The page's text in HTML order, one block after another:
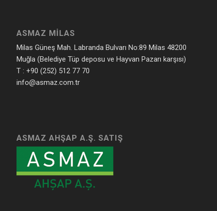
ASMAZ MILAS
Milas Güneş Mah. Labranda Bulvarı No:89 Milas 48200
Muğla (Belediye Tüp deposu ve Hayvan Pazarı karşısı)
T : +90 (252) 512 77 70
info@asmaz.com.tr
ASMAZ AHŞAP A.Ş. SATIŞ